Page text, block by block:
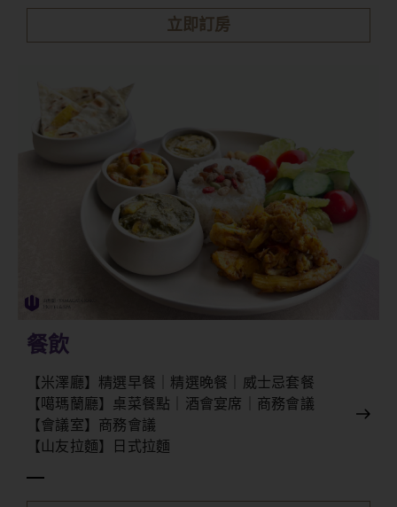
住房專案
餐飲
【米澤廳】精選早餐｜精選晚餐｜威士忌套餐
【噶瑪蘭廳】桌菜餐點｜酒會宴席｜商務會議
【會議室】商務會議
【山友拉麵】日式拉麵